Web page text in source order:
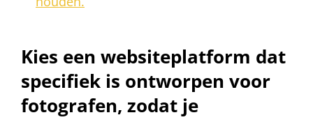
Kies een websiteplatform dat
specifiek is ontworpen voor
fotografen, zodat je